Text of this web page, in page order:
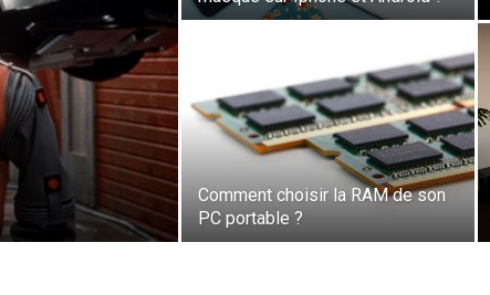
Comment choisir la RAM de son
PC portable ?